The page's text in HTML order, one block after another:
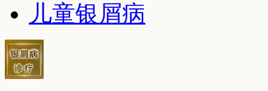
儿童银屑病